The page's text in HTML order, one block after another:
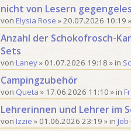
t
e
r
t
S
u
h
e
nicht von Lesern
von Elysia Rose »20.07.2026 10:19
Anzahl der Schokofrosch-
Sets
von Laney»01.07.2026 19:18 » in
Campingzubehör
von Queta » 17.06.2026 11:10 » in
Lehrerinnen und Lehrer im
von Izzie » 01.06.2026 23:19 » in